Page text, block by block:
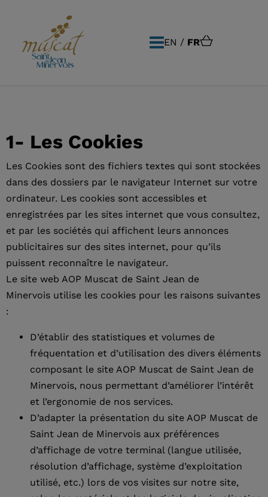
EN FR
1- Les Cookies
Les Cookies sont des fichiers textes qui sont stockées
dans des dossiers par le navigateur Internet sur votre
ordinateur. Les cookies sont accessibles et
enregistrées par les sites internet que vous consultez,
et par les sociétés qui affichent leurs annonces
publicitaires sur des sites internet, pour qu’ils
puissent reconnaître le navigateur.
Le site web AOP Muscat de Saint Jean de
Minervois utilise les cookies pour les raisons suivantes
:
D’établir des statistiques et volumes de
fréquentation et d’utilisation des divers éléments
composant le site AOP Muscat de Saint Jean de
Minervois, nous permettant d’améliorer l’intérêt
et l’ergonomie de nos services.
D’adapter la présentation du site AOP Muscat de
Saint Jean de Minervois aux préférences
d’affichage de votre terminal (langue utilisée,
résolution d’affichage, système d’exploitation
utilisé, etc.) lors de vos visites sur notre site,